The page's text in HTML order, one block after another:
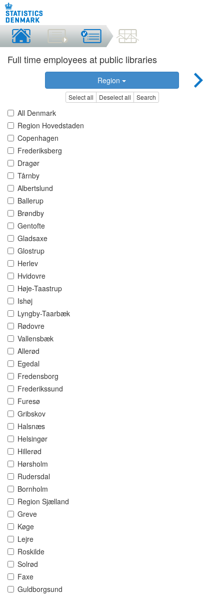
Full time employees at public libraries
Region
Select all Deselect all Search
All Denmark
Region Hovedstaden
Copenhagen
Frederiksberg
Dragør
Tårnby
Albertslund
Ballerup
Brøndby
Gentofte
Gladsaxe
Glostrup
Herlev
Hvidovre
Høje-Taastrup
Ishøj
Lyngby-Taarbæk
Rødovre
Vallensbæk
Allerød
Egedal
Fredensborg
Frederikssund
Furesø
Gribskov
Halsnæs
Helsingør
Hillerød
Hørsholm
Rudersdal
Bornholm
Region Sjælland
Greve
Køge
Lejre
Roskilde
Solrød
Faxe
Guldborgsund